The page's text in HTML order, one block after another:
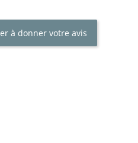
à donner votre avis